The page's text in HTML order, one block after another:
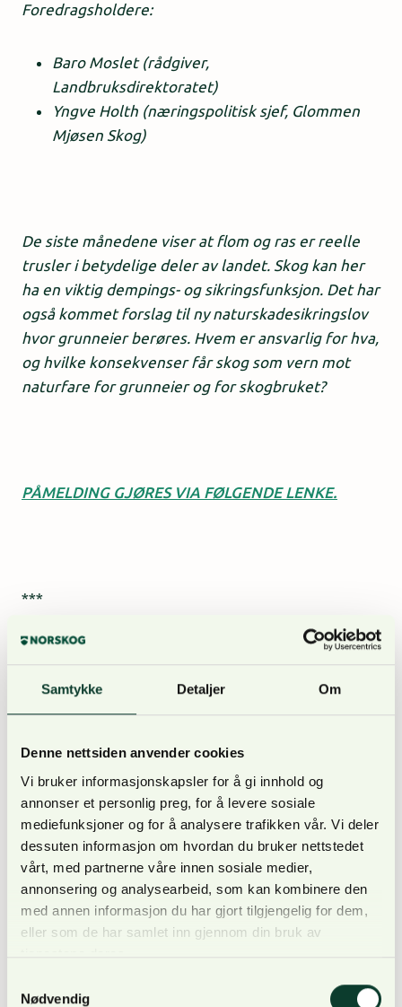
Samtykke Detaljer Om
Denne nettsiden anvender cookies
Vi bruker informasjonskapsler for å gi innhold og
annonser et personlig preg, for å levere sosiale
mediefunksjoner og for å analysere trafikken vår. Vi deler
dessuten informasjon om hvordan du bruker nettstedet
vårt, med partnerne våre innen sosiale medier,
annonsering og analysearbeid, som kan kombinere den
med annen informasjon du har gjort tilgjengelig for dem,
eller som de har samlet inn gjennom din bruk av
Nødvendig
Foredragsholdere:
Baro Moslet (rådgiver,
Landbruksdirektoratet)
Yngve Holth (næringspolitisk sjef, Glommen
Mjøsen Skog)
De siste månedene viser at flom og ras er reelle
trusler i betydelige deler av landet. Skog kan her
ha en viktig dempings- og sikringsfunksjon. Det har
også kommet forslag til ny naturskadesikringslov
hvor grunneier berøres. Hvem er ansvarlig for hva,
og hvilke konsekvenser får skog som vern mot
naturfare for grunneier og for skogbruket?
PÅMELDING GJØRES VIA FØLGENDE LENKE.
***
Tidspunkt:Oktober (uke 42)
Informasjon om foredragsholdere publiseres når